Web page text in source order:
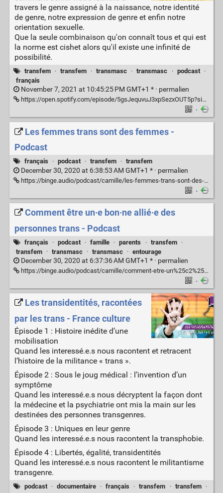
travers le genre assigné à la naissance, notre identité
de genre, notre expression de genre et enfin notre
orientation sexuelle.
Que la seule combinaison qu'on connaît tous et qui est
la norme est cishet alors qu'il existe une infinité de
possibilité.
transfem · transfem · transmasc · transmasc · podcast
·
français
November 7, 2021 at 10:45:25 PM GMT+1 * · permalien
https://open.spotify.com/episode/5gsJequvuJ3xpSezxOUT5p?si=5bC8obTfRSy0DrhwPFxE0g&dl_branch=1
·
Les femmes trans sont des femmes -
Podcast
français · podcast · transfem · transfem
December 30, 2020 at 6:38:53 AM GMT+1 * · permalien
https://binge.audio/podcast/camille/les-femmes-trans-sont-des-femmes
·
Comment être un·e bon·ne allié·e des
personnes trans - Podcast
français · podcast · famille · parents · transfem
·
transfem
· transmasc · transmasc · entourage
December 30, 2020 at 6:37:36 AM GMT+1 * · permalien
https://binge.audio/podcast/camille/comment-etre-un%25c2%25b7e-bon%25c2%25b7ne-allie%25c2%25b7e-des-personnes-trans
·
Les transidentités, racontées
par les trans - France culture
Épisode 1 : Histoire inédite d’une
mobilisation
Quand les interessé.e.s nous racontent et retracent
l’histoire de la militance « trans ».
Épisode 2 : Sous le joug médical : l’invention d’un
symptôme
Quand les interessé.e.s nous décryptent la façon dont
la médecine et la psychiatrie ont mis la main sur les
destinées des personnes transgenres.
Épisode 3 : Uniques en leur genre
Quand les interessé.e.s nous racontent la transphobie.
Épisode 4 : Libertés, égalité, transidentités
Quand les interessé.e.s nous racontent le militantisme
transgenre.
podcast · documentaire · français · transfem · transfem
·